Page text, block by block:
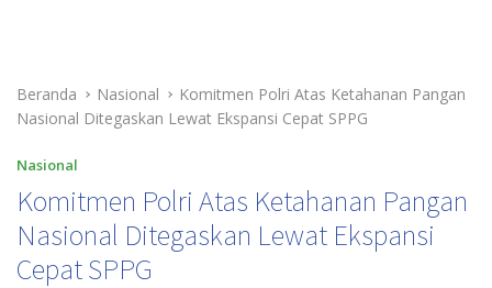
Beranda Nasional
Komitmen Polri Atas Ketahanan Pangan
Nasional Ditegaskan Lewat Ekspansi Cepat SPPG
Nasional
Komitmen Polri Atas Ketahanan Pangan
Nasional Ditegaskan Lewat Ekspansi
Cepat SPPG